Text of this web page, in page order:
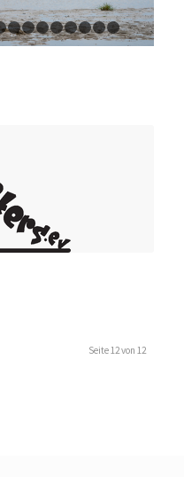
5 6 7 8 9 101112131415
Seite 12 von 12